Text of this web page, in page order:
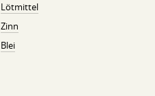
Lötmittel
Zinn
Blei